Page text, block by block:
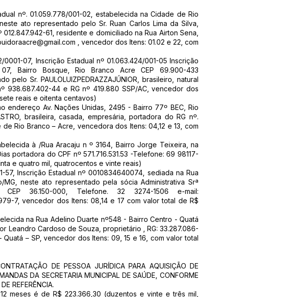
nº. 01.059.778/001-02, estabelecida na Cidade de Rio
ato representado pelo Sr. Ruan Carlos Lima da Silva,
61, residente e domiciliado na Rua Airton Sena,
, vencedor dos Itens: 01.02 e 22, com
0001-07, Inscrição Estadual nº 01.063.424/001-05 Inscrição
Bairro Bosque, Rio Branco Acre CEP 69.900-433
pelo Sr. PAULOLUIZPEDRAZZAJÚNIOR, brasileiro, natural
938.687.402-44 e RG nº 419.880 SSP/AC, vencedor dos
reais e oitenta centavos)
endereço Av. Nações Unidas, 2495 - Bairro 77º BEC, Rio
brasileira, casada, empresária, portadora do RG nº.
Rio Branco – Acre, vencedora dos Itens: 04,12 e 13, com
à /Rua Aracaju n º 3164, Bairro Jorge Teixeira, na
portadora do CPF nº 571.716.531.53 -Telefone: 69 98117-
e quatro mil, quatrocentos e vinte reais)
57, Inscrição Estadual nº 0010834640074, sediada na Rua
neste ato representado pela sócia Administrativa Srª
36.150-000, Telefone. 32 3274-1506 e-mail:
7, vencedor dos Itens: 08,14 e 17 com valor total de R$
na Rua Adelino Duarte nº548 - Bairro Centro - Quatá
Leandro Cardoso de Souza, proprietário , RG: 33.287.086-
– SP, vencedor dos Itens: 09, 15 e 16, com valor total
DE PESSOA JURÍDICA PARA AQUISIÇÃO DE
DA SECRETARIA MUNICIPAL DE SAÚDE, CONFORME
REFERÊNCIA.
meses é de R$ 223.366,30 (duzentos e vinte e três mil,